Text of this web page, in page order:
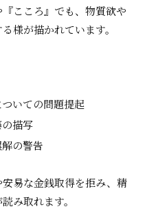
こころ』でも、物質欲や
様が描かれています。
いての問題提起
描写
の警告
易な金銭取得を拒み、精
み取れます。